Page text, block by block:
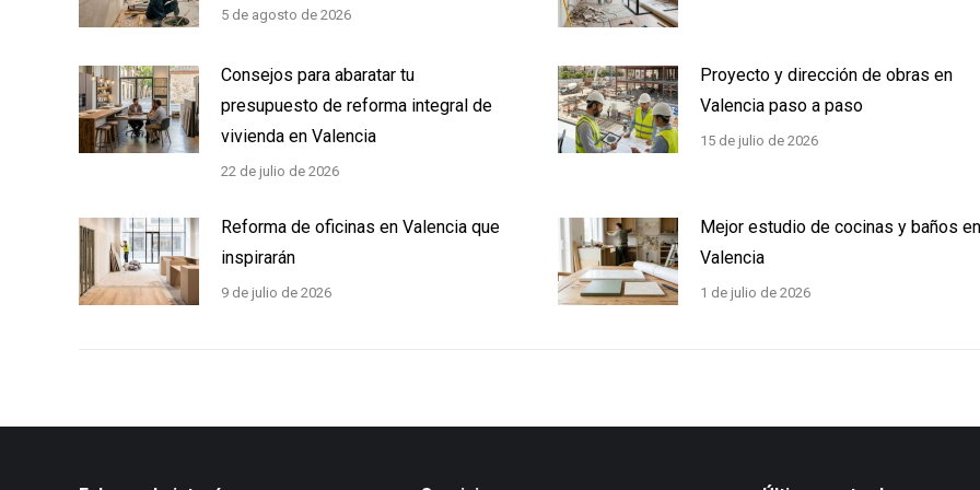
5 de agosto de 2026
Consejos para abaratar tu
presupuesto de reforma integral de
vivienda en Valencia
22 de julio de 2026
Proyecto y dirección de obras en
Valencia paso a paso
15 de julio de 2026
Reforma de oficinas en Valencia que
inspirarán
9 de julio de 2026
Mejor estudio de cocinas y baños en
Valencia
1 de julio de 2026